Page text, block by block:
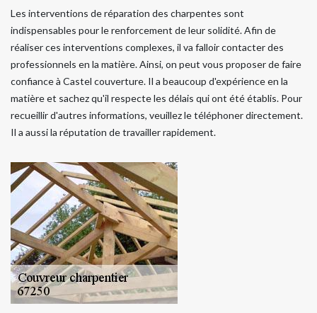
Les interventions de réparation des charpentes sont
indispensables pour le renforcement de leur solidité. Afin de
réaliser ces interventions complexes, il va falloir contacter des
professionnels en la matière. Ainsi, on peut vous proposer de faire
confiance à Castel couverture. Il a beaucoup d'expérience en la
matière et sachez qu'il respecte les délais qui ont été établis. Pour
recueillir d'autres informations, veuillez le téléphoner directement.
Il a aussi la réputation de travailler rapidement.